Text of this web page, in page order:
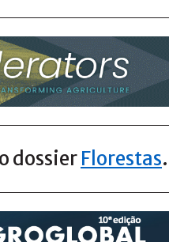
dossierFlorestas.